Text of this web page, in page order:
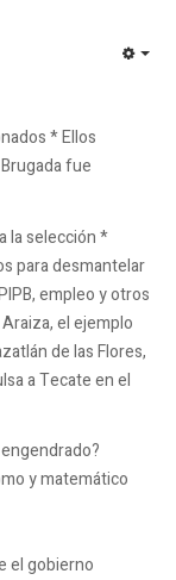
* Ellos
fue
la selección *
para desmantelar
empleo y otros
el ejemplo
de las Flores,
a Tecate en el
y matemático
el gobierno